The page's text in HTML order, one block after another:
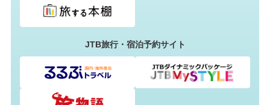
JTB旅行・宿泊予約サイト